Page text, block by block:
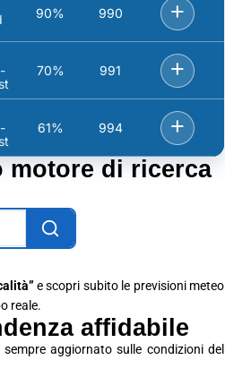
90% 990 +
70% 991 +
61% 994 +
motore di ricerca
e scopri subito le previsioni meteo
reale.
affidabile
aggiornato sulle condizioni del